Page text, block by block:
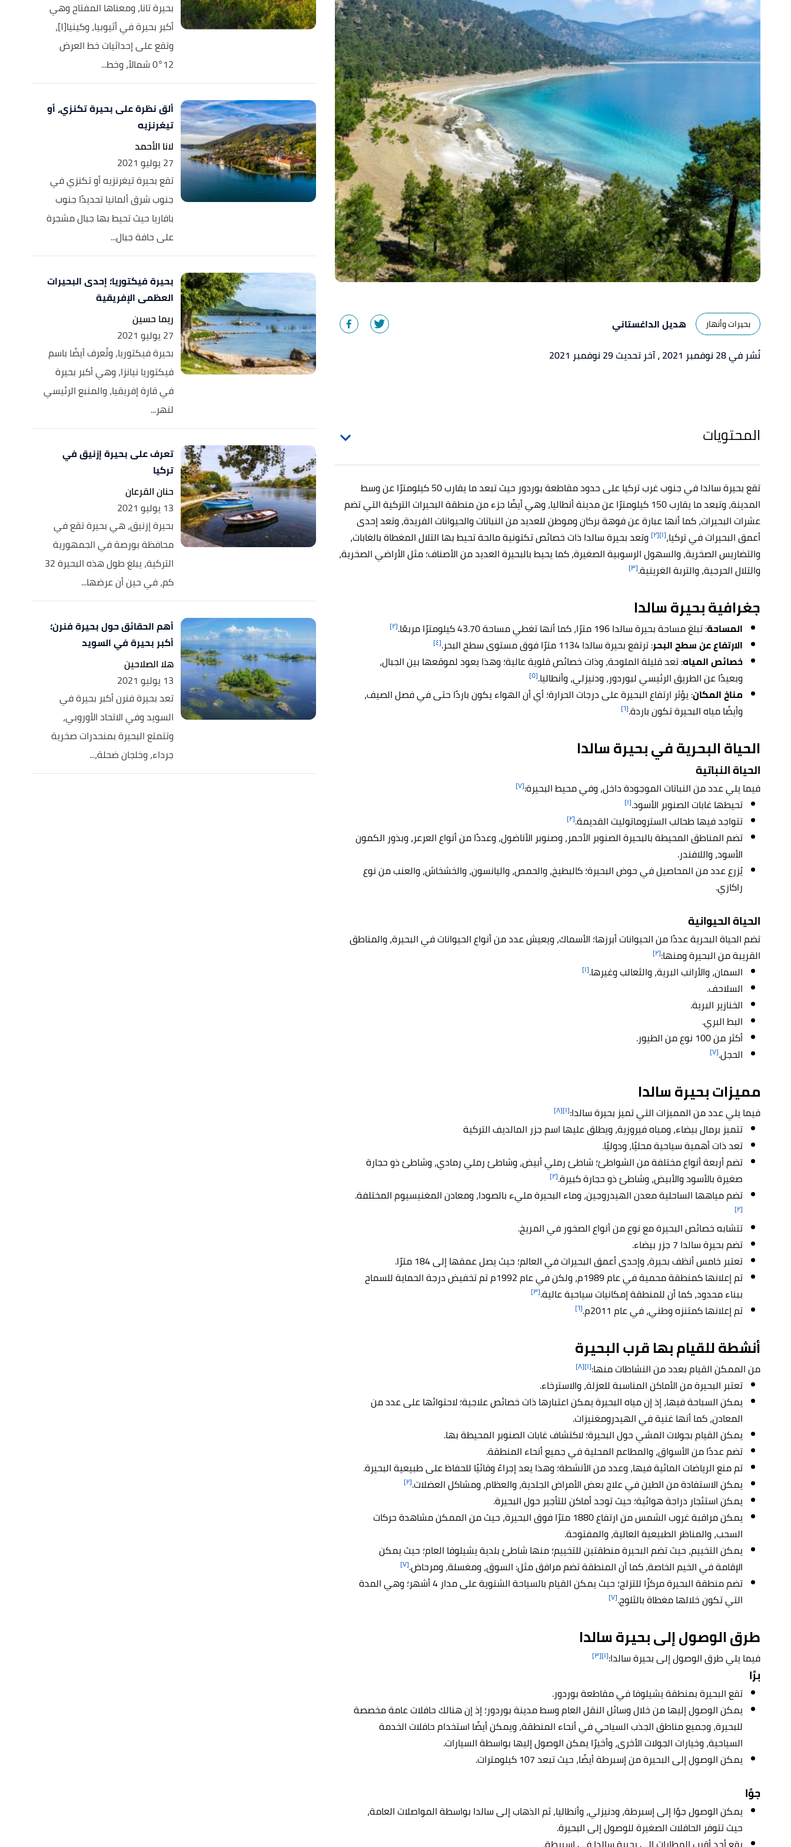
بحيرات وأنهار
هديل الداغستاني
نُشر في 28 نوفمبر 2021
، آخر تحديث 29 نوفمبر 2021
المحتويات
تقع بحيرة سالدا في جنوب غرب تركيا على حدود مقاطعة بوردور حيث تبعد ما يقارب 50 كيلومترًا عن وسط
المدينة، وتبعد ما يقارب 150 كيلومترًا عن مدينة أنطاليا، وهي أيضًا جزء من منطقة البحيرات التركية التي تضم
عشرات البحيرات، كما أنها عبارة عن فوهة بركان وموطن للعديد من النباتات والحيوانات الفريدة، وتعد إحدى
أعمق البحيرات في تركيا،[١] [٢] وتعد بحيرة سالدا ذات خصائص تكتونية مالحة تحيط بها التلال المغطاة بالغابات،
والتضاريس الصخرية، والسهول الرسوبية الصغيرة، كما يحيط بالبحيرة العديد من الأصناف؛ مثل الأراضي الصخرية،
والتلال الحرجية، والتربة الغرينية.[٣]
جغرافية بحيرةسالدا
المساحة: تبلغ مساحة بحيرة سالدا 196 مترًا، كما أنها تغطي مساحة 43.70 كيلومترًا مربعًا. [٢]
الارتفاع عن سطح البحر: ترتفع بحيرة سالدا 1134 مترًا فوق مستوى سطح البحر. [٤]
خصائص المياه: تعد قليلة الملوحة، وذات خصائص قلوية عالية؛ وهذا يعود لموقعها بين الجبال،
وبعيدًا عن الطريق الرئيسي لبوردور، ودنيزلي، وأنطاليا.[٥]
مناخ المكان: يؤثر ارتفاع البحيرة على درجات الحرارة؛ أي أن الهواء يكون باردًا حتى في فصل الصيف،
وأيضًا مياه البحيرة تكون باردة.[٦]
الحياة البحرية فيبحيرةسالدا
الحياة النباتية
فيما يلي عدد من النباتات الموجودة داخل، وفي محيط البحيرة:[٧]
تحيطها غابات الصنوبر الأسود.[١]
تتواجد فيها طحالب الستروماتوليت القديمة.[٢]
تضم المناطق المحيطة بالبحيرة الصنوبر الأحمر، وصنوبر الأناضول، وعددًا من أنواع العرعر، وبذور الكمون
الأسود، واللافندر.
يُزرع عدد من المحاصيل في حوض البحيرة؛ كالبطيخ، والحمص، واليانسون، والخشخاش، والعنب من نوع
راكازي.
الحياة الحيوانية
تضم الحياة البحرية عددًا من الحيوانات أبرزها؛ الأسماك، ويعيش عدد من أنواع الحيوانات في البحيرة، والمناطق
القريبة من البحيرة ومنها:[٢]
السمان، والأرانب البرية، والثعالب وغيرها.[١]
السلاحف.
الخنازير البرية.
البط البري.
أكثر من 100 نوع من الطيور.
الحجل.[٧]
مميزات بحيرةسالدا
فيما يلي عدد من المميزات التي تميز بحيرة سالدا:[١] [٨]
تتميز برمال بيضاء، ومياه فيروزية، ويطلق عليها اسم جزر المالديف التركية
تعد ذات أهمية سياحية محليًا، ودوليًا.
تضم أربعة أنواع مختلفة من الشواطئ؛ شاطئ رملي أبيض، وشاطئ رملي رمادي، وشاطئ ذو حجارة
صغيرة بالأسود والأبيض، وشاطئ ذو حجارة كبيرة.[٢]
تضم مياهها الساحلية معدن الهيدروجين، وماء البحيرة مليء بالصودا، ومعادن المغنيسيوم المختلفة.
[٢]
تتشابه خصائص البحيرة مع نوع من أنواع الصخور في المريخ.
تضم بحيرة سالدا 7 جزر بيضاء.
تعتبر خامس أنظف بحيرة، وإحدى أعمق البحيرات في العالم؛ حيث يصل عمقها إلى 184 مترًا.
تم إعلانها كمنطقة محمية في عام 1989م، ولكن في عام 1992م تم تخفيض درجة الحماية للسماح
ببناء محدود، كما أن للمنطقة إمكانيات سياحية عالية.[٣]
تم إعلانها كمتنزه وطني، في عام 2011م. [٦]
أنشطة للقيام بها قرب البحيرة
من الممكن القيام بعدد من النشاطات منها:[١] [٨]
تعتبر البحيرة من الأماكن المناسبة للعزلة، والاسترخاء.
يمكن السباحة فيها، إذ إن مياه البحيرة يمكن اعتبارها ذات خصائص علاجية؛ لاحتوائها على عدد من
المعادن، كما أنها غنية في الهيدرومغنيزات.
يمكن القيام بجولات المشي حول البحيرة؛ لاكتشاف غابات الصنوبر المحيطة بها.
تضم عددًا من الأسواق، والمطاعم المحلية في جميع أنحاء المنطقة.
تم منع الرياضات المائية فيها، وعدد من الأنشطة؛ وهذا يعد إجراءً وقائيًا للحفاظ على طبيعية البحيرة.
يمكن الاستفادة من الطين في علاج بعض الأمراض الجلدية، والعظام، ومشاكل العضلات.[٢]
يمكن استئجار دراجة هوائية؛ حيث توجد أماكن للتأجير حول البحيرة.
يمكن مراقبة غروب الشمس من ارتفاع 1880 مترًا فوق البحيرة، حيث من الممكن مشاهدة حركات
السحب، والمناظر الطبيعية العالية، والمفتوحة.
يمكن التخييم، حيث تضم البحيرة منطقتين للتخييم؛ منها شاطئ بلدية يشيلوفا العام؛ حيث يمكن
الإقامة في الخيم الخاصة، كما أن المنطقة تضم مرافق مثل: السوق، ومغسلة، ومرحاض.[٧]
تضم منطقة البحيرة مركزًا للتزلج؛ حيث يمكن القيام بالسياحة الشتوية على مدار 4 أشهر؛ وهي المدة
التي تكون خلالها مغطاة بالثلوج.[٧]
طرق الوصول إلى بحيرةسالدا
فيما يلي طرق الوصول إلى بحيرة سالدا:[١] [٣]
برًا
تقع البحيرة بمنطقة يشيلوفا في مقاطعة بوردور.
يمكن الوصول إليها من خلال وسائل النقل العام وسط مدينة بوردور؛ إذ إن هنالك حافلات عامة مخصصة
للبحيرة، وجميع مناطق الجذب السياحي في أنحاء المنطقة، ويمكن أيضًا استخدام حافلات الخدمة
السياحية، وخيارات الجولات الأخرى، وأخيرًا يمكن الوصول إليها بواسطة السيارات.
يمكن الوصول إلى البحيرة من إسبرطة أيضًا، حيث تبعد 107 كيلومترات.
جوًا
يمكن الوصول جوًا إلىإسبرطة، ودنيزلي، وأنطاليا، ثم الذهاب إلى سالدا بواسطة المواصلات العامة،
حيث تتوفر الحافلات الصغيرة للوصول إلى البحيرة.
بحيرة تانا، ومعناها المفتاح وهي
أكبر بحيرة في أثيوبيا، وكينيا[١]،
وتقع على إحداثيات خط العرض
12°0 شمالاً، وخط...
ألق نظرة على بحيرة تكنزي، أو
تيغرنزيه
لانا الأحمد
27 يوليو 2021
تقع بحيرة تيغرنزيه أو تكنزي في
جنوب شرق ألمانيا تحديدًا جنوب
بافاريا حيث تحيط بها جبال مشجرة
على حافة جبال...
بحيرة فيكتوريا؛ إحدى البحيرات
العظمى الإفريقية
ريما حسين
27 يوليو 2021
بحيرة فيكتوريا، وتُعرف أيضًا باسم
فيكتوريا نيانزا، وهي أكبر بحيرة
في قارة إفريقيا، والمنبع الرئيسي
لنهر...
تعرف على بحيرة إزنيق في
تركيا
حنان القرعان
13 يوليو 2021
بحيرة إزنيق، هي بحيرة تقع في
محافظة بورصة في الجمهورية
التركية، يبلغ طول هذه البحيرة 32
كم، في حين أن عرضها...
أهم الحقائق حول بحيرة فنرن؛
أكبر بحيرة في السويد
هلا الصلاحين
13 يوليو 2021
تعد بحيرة فنرن أكبر بحيرة في
السويد وفي الاتحاد الأوروبي،
وتتمتع البحيرة بمنحدرات صخرية
جرداء، وخلجان ضحلة،...